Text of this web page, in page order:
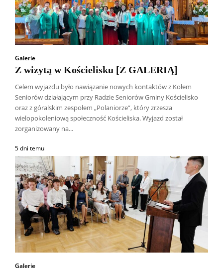
Galerie
Z wizytą w Kościelisku [Z GALERIĄ]
Celem wyjazdu było nawiązanie nowych kontaktów z Kołem
Seniorów działającym przy Radzie Seniorów Gminy Kościelisko
oraz z góralskim zespołem „Polaniorze”, który zrzesza
wielopokoleniową społeczność Kościeliska. Wyjazd został
zorganizowany na...
5 dni temu
Galerie